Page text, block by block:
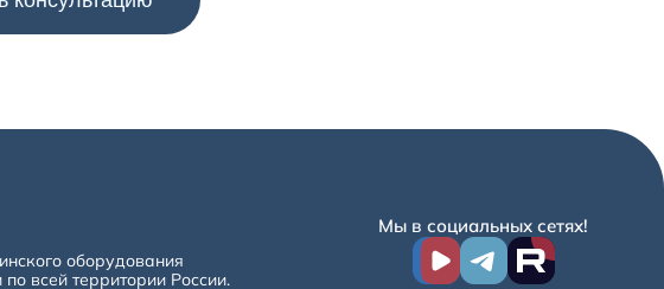
оборудования
всей территории России.
Мы в социальных сетях!